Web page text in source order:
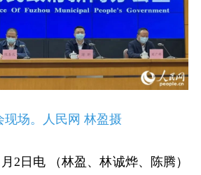
现场。人民网 林盈摄
2日电 （林盈、林诚烨、陈腾）